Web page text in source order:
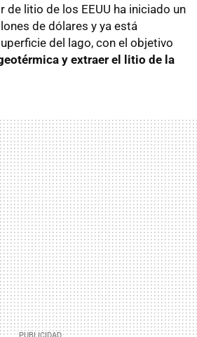
de litio de los EEUU ha iniciado un
de dólares y ya está
del lago, con el objetivo
y extraer el litio de la